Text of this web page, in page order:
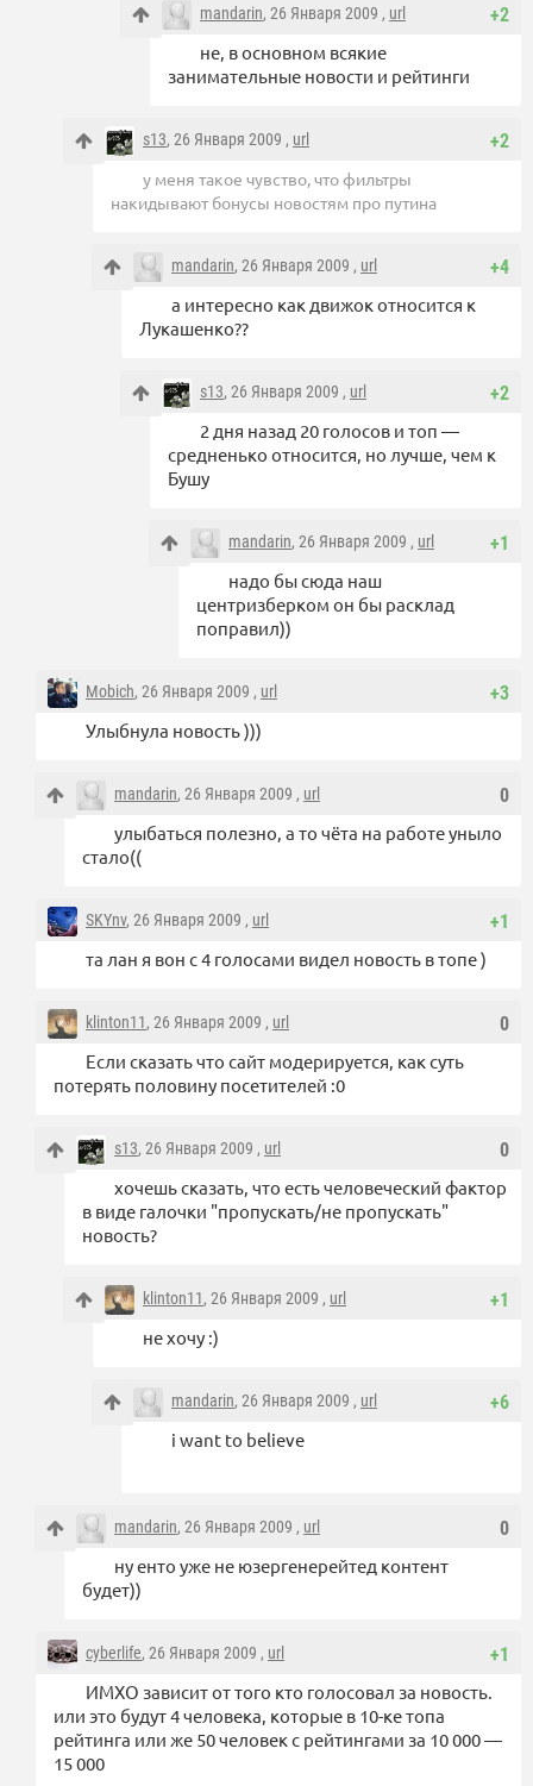
+2
mandarin, 26 Января 2009 , url
не, в основном всякие
занимательные новости и рейтинги
+2
s13, 26 Января 2009 , url
у меня такое чувство, что фильтры
накидывают бонусы новостям про путина
+4
mandarin, 26 Января 2009 , url
а интересно как движок относится к
Лукашенко??
+2
s13, 26 Января 2009 , url
2 дня назад 20 голосов и топ —
средненько относится, но лучше, чем к
Бушу
+1
mandarin, 26 Января 2009 , url
надо бы сюда наш
центризберком он бы расклад
поправил))
+3
Mobich, 26 Января 2009 , url
Улыбнула новость )))
0
mandarin, 26 Января 2009 , url
улыбаться полезно, а то чёта на работе уныло
стало((
+1
SKYnv, 26 Января 2009 , url
та лан я вон с 4 голосами видел новость в топе )
0
klinton11, 26 Января 2009 , url
Если сказать что сайт модерируется, как суть
потерять половину посетителей :0
0
s13, 26 Января 2009 , url
хочешь сказать, что есть человеческий фактор
в виде галочки "пропускать/не пропускать"
новость?
+1
klinton11, 26 Января 2009 , url
не хочу :)
+6
mandarin, 26 Января 2009 , url
i want to believe
0
mandarin, 26 Января 2009 , url
ну енто уже не юзергенерейтед контент
будет))
+1
cyberlife, 26 Января 2009 , url
ИМХО зависит от того кто голосовал за новость.
или это будут 4 человека, которые в 10-ке топа
рейтинга или же 50 человек с рейтингами за 10 000 —
15 000